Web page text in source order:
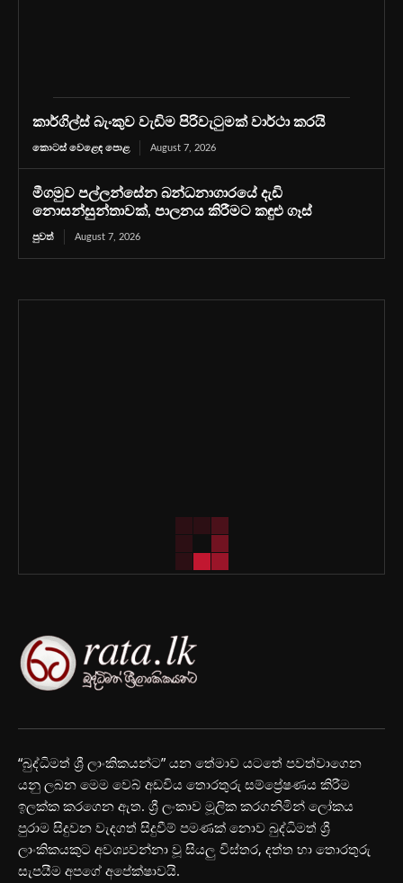
කාර්ගිල්ස් බැංකුව වැඩිම පිරිවැටුමක් වාර්ථා කරයි
කොටස් වෙළෙඳ පොළ August 7, 2026
මීගමුව පල්ලන්සේන බන්ධනාගාරයේ දැඩි
නොසන්සුන්තාවක්, පාලනය කිරීමට කඳුළු ගෑස්
පුවත් August 7, 2026
“බුද්ධිමත් ශ්‍රී ලාංකිකයන්ට” යන තේමාව යටතේ පවත්වාගෙන
යනු ලබන මෙම වෙබ් අඩවිය තොරතුරු සම්ප්‍රේෂණය කිරීම
ඉලක්ක කරගෙන ඇත. ශ්‍රී ලංකාව මූලික කරගනිමින් ලෝකය
පුරාම සිදුවන වැදගත් සිදුවීම් පමණක් නොව බුද්ධිමත් ශ්‍රී
ලාංකිකයකුට අවශ්‍යවන්නා වූ සියලු විස්තර, දත්ත හා තොරතුරු
සැපයීම අපගේ අපේක්ෂාවයි.